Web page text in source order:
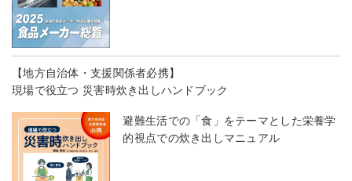
【地方自治体・支援関係者必携】
現場で役立つ 災害時炊き出しハンドブック
避難生活での「食」をテーマとした栄養学
的視点での炊き出しマニュアル